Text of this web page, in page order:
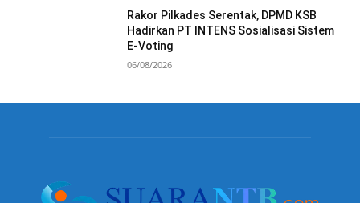
Rakor Pilkades Serentak, DPMD KSB
Hadirkan PT INTENS Sosialisasi Sistem
E-Voting
06/08/2026